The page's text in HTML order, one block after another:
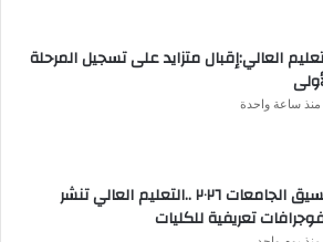
العالي:إقبال متزايد على تسجيل المرحلة
منذ ساعة واحدة
تنسيق الجامعات ٢٠٢٦ ..التعليم العالي تنشر
تعريفية للكليات